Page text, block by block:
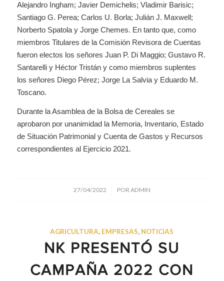
Alejandro Ingham; Javier Demichelis; Vladimir Barisic;
Santiago G. Perea; Carlos U. Borla; Julián J. Maxwell;
Norberto Spatola y Jorge Chemes. En tanto que, como
miembros Titulares de la Comisión Revisora de Cuentas
fueron electos los señores Juan P. Di Maggio; Gustavo R.
Santarelli y Héctor Tristán y como miembros suplentes
los señores Diego Pérez; Jorge La Salvia y Eduardo M.
Toscano.
Durante la Asamblea de la Bolsa de Cereales se
aprobaron por unanimidad la Memoria, Inventario, Estado
de Situación Patrimonial y Cuenta de Gastos y Recursos
correspondientes al Ejercicio 2021.
27/04/2022
/ POR ADMIN
AGRICULTURA, EMPRESAS, NOTICIAS
NK PRESENTÓ SU
CAMPAÑA 2022 CON